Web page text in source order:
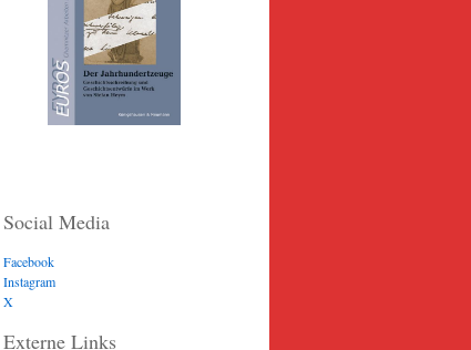
Social Media
Facebook
Instagram
X
Externe Links